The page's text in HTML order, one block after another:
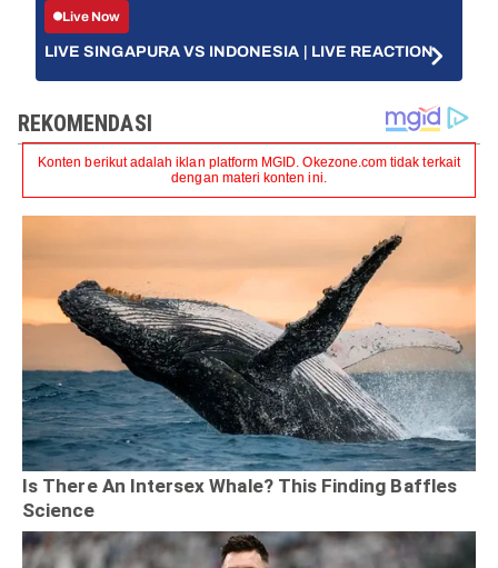
Live Now
LIVE SINGAPURA VS INDONESIA | LIVE REACTION